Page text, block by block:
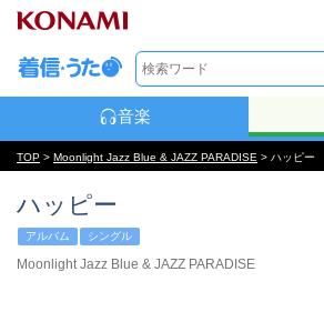
音楽
TOP > Moonlight Jazz Blue & JAZZ PARADISE > ハッピー
ハッピー
アルバム シングル
Moonlight Jazz Blue & JAZZ PARADISE